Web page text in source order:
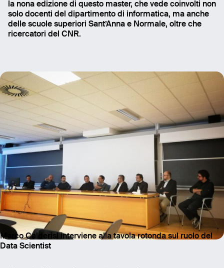
la nona edizione di questo master, che vede coinvolti non
solo docenti del dipartimento di informatica, ma anche
delle scuole superiori Sant’Anna e Normale, oltre che
ricercatori del CNR.
Marco Calderisi interviene alla tavola rotonda sul ruolo del
Data Scientist
Email
Name
Message
Send